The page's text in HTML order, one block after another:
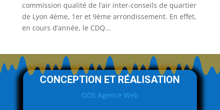
commission qualité de l’air inter-conseils de quartier
de Lyon 4ème, 1er et 9ème arrondissement. En effet,
en cours d’année, le CDQ...
CONCEPTION ET RÉALISATION
ODS Agence Web